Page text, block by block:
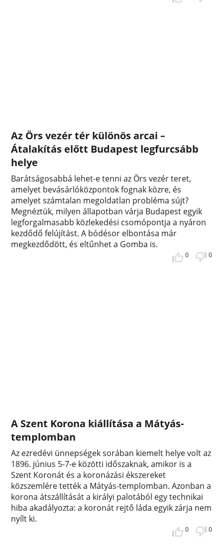
Az Örs vezér tér különös arcai –
Átalakítás előtt Budapest legfurcsább
helye
Barátságosabbá lehet-e tenni az Örs vezér teret,
amelyet bevásárlóközpontok fognak közre, és
amelyet számtalan megoldatlan probléma sújt?
Megnéztük, milyen állapotban várja Budapest egyik
legforgalmasabb közlekedési csomópontja a nyáron
kezdődő felújítást. A bódésor elbontása már
megkezdődött, és eltűnhet a Gomba is.
0 0
A Szent Korona kiállítása a Mátyás-
templomban
Az ezredévi ünnepségek sorában kiemelt helye volt az
1896. június 5-7-e közötti időszaknak, amikor is a
Szent Koronát és a koronázási ékszereket
közszemlére tették a Mátyás-templomban. Azonban a
korona átszállítását a királyi palotából egy technikai
hiba akadályozta: a koronát rejtő láda egyik zárja nem
nyílt ki.
0 0